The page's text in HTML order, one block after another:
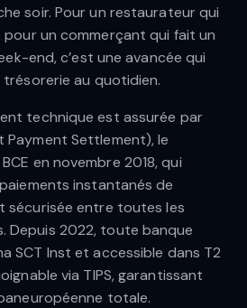
soir. Pour un restaurateur qui
pour un commerçant qui fait un
end, c’est une avancée qui
au quotidien.
technique est assurée par
Payment Settlement), le
en novembre 2018, qui
instantanés de
sécurisée entre toutes les
Depuis 2022, toute banque
SCT Inst et accessible dans T2
via TIPS, garantissant
totale.